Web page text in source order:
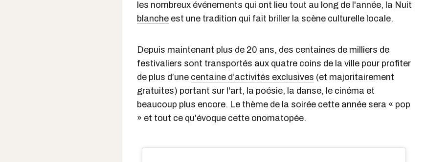
les nombreux événements qui ont lieu tout au long de l'année, la Nuit
blanche est une tradition qui fait briller la scène culturelle locale.
Depuis maintenant plus de 20 ans, des centaines de milliers de
festivaliers sont transportés aux quatre coins de la ville pour profiter
de plus d’une centaine d’activités exclusives (et majoritairement
gratuites) portant sur l'art, la poésie, la danse, le cinéma et
beaucoup plus encore. Le thème de la soirée cette année sera « pop
» et tout ce qu'évoque cette onomatopée.